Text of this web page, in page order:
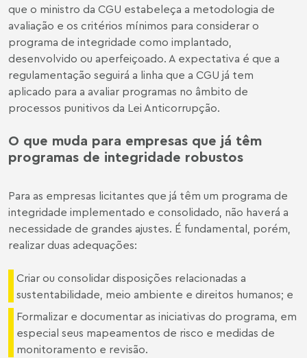
que o ministro da CGU estabeleça a metodologia de
avaliação e os critérios mínimos para considerar o
programa de integridade como implantado,
desenvolvido ou aperfeiçoado. A expectativa é que a
regulamentação seguirá a linha que a CGU já tem
aplicado para a avaliar programas no âmbito de
processos punitivos da Lei Anticorrupção.
O que muda para empresas que já têm
programas de integridade robustos
Para as empresas licitantes que já têm um programa de
integridade implementado e consolidado, não haverá a
necessidade de grandes ajustes. É fundamental, porém,
realizar duas adequações:
Criar ou consolidar disposições relacionadas a
sustentabilidade, meio ambiente e direitos humanos; e
Formalizar e documentar as iniciativas do programa, em
especial seus mapeamentos de risco e medidas de
monitoramento e revisão.